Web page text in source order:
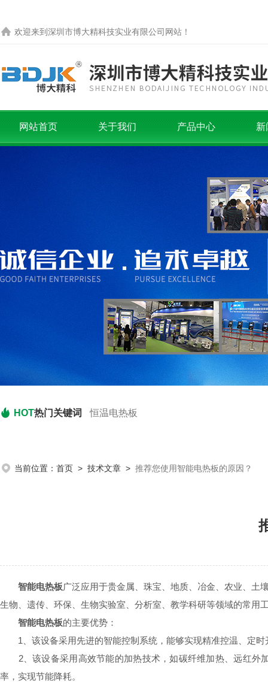
欢迎来到 深圳市博大精科技实业有限公司 网站！
网站首页 关于我们 产品中心 新
HOT热门关键词 恒温电热板
当前位置： 首页 > 技术文章 > 推荐您使用智能电热板的原因？
智能电热板广泛应用于贵金属、珠宝、地质、冶金、农业、土
生物、遗传、环保、生物实验室、分析室、教学科研等领域的常用
智能电热板的主要优势：
1、该设备采用先进的智能控制系统，能够实现精准控温、定时
2、该设备采用高效节能的加热技术，如碳纤维加热、远红外
率，实现节能降耗。